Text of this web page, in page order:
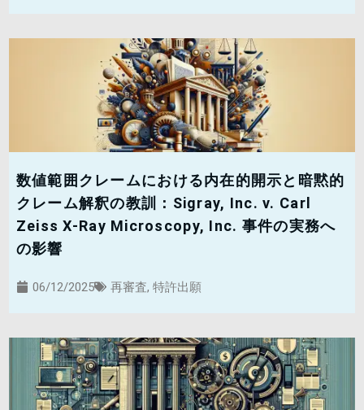
数値範囲クレームにおける内在的開示と暗黙的
クレーム解釈の教訓：Sigray, Inc. v. Carl
Zeiss X-Ray Microscopy, Inc. 事件の実務へ
の影響
06/12/2025 再審査, 特許出願